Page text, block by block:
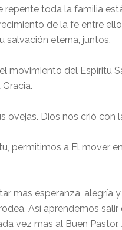
repente toda la familia
de la fe entre
salvación eterna, juntos.
movimiento del Espíritu
ovejas. Dios nos crió con
permitimos a El mover
mas esperanza, alegría
Así aprendemos
vez mas al Buen